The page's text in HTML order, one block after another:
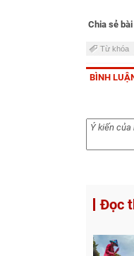
Chia sẻ
Từ khóa
BÌNH
Đọc